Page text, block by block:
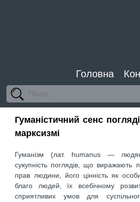
Головна
Гуманістичний сенс
марксизмі
Гуманізм (лат. humanus —
сукупність поглядів, що виражають
прав людини, його цінність як
благо людей, їх всебічному
сприятливих умов для